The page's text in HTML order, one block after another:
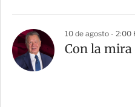
10 de agosto - 2:00
Con la mira